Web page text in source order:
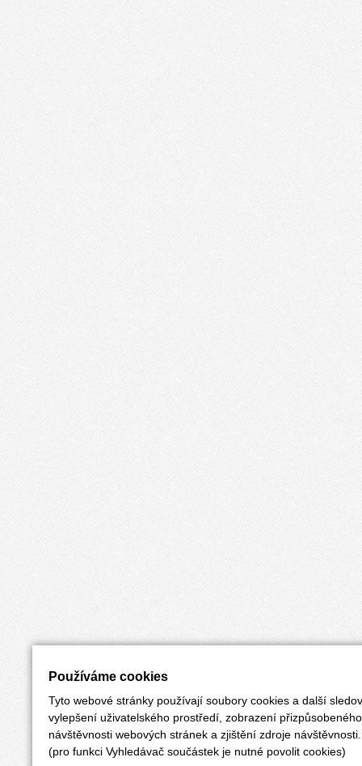
Používáme cookies
Tyto webové stránky používají soubory cookies a další
vylepšení uživatelského prostředí, zobrazení
návštěvnosti webových stránek a zjištění zdroje návštěvnosti.
(pro funkci Vyhledávač součástek je nutné povolit cookies)